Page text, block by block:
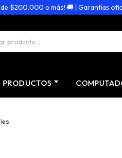
o más! 🚚 | Garantías
PRODUCTOS